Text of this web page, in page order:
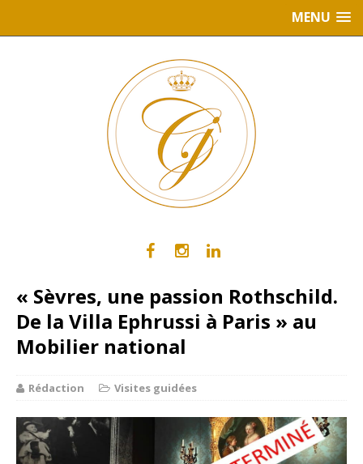
MENU
« Sèvres, une passion Rothschild.
De la Villa Ephrussi à Paris » au
Mobilier national
Rédaction Visites guidées